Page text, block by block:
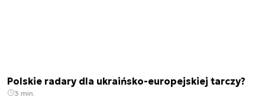
Polskie radary dla ukraińsko-europejskiej tarczy?
3 min.